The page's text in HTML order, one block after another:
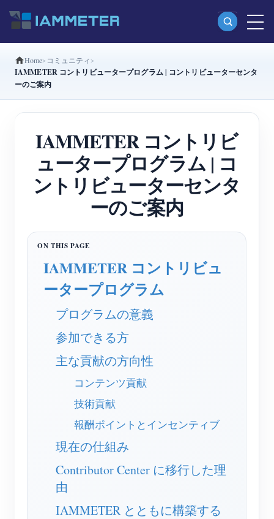
製品
分相Wi-Fiエネルギーメーター（WEM2067）
三相Wi-Fiエネルギーメーター（WEM3080T）
三相Wi-Fiエネルギーメーター（WEM3046T）
三相Wi-Fiエネルギーメーター（WEM3050T）
WiFi電力コントローラー
IAMMETER Cloud Pro
EV充電器
アプリケーション
太陽光PVシステム エネルギーモニター
電力使用量モニター
PVヒーター制御システム
ホームオートメーション
工場エネルギー監視
ストア
リソース
製品クイックスタート
ドキュメント
チュートリアル動画
コミュニティ
コントリビュータープログラム
ソリューション
お問い合わせ
Home コミュニティ
IAMMETER コントリビュータープログラム | コントリビューターセンタ
ーのご案内
IAMMETER コントリビ
ュータープログラム | コ
ントリビューターセンタ
ーのご案内
IAMMETER コントリビュ
ータープログラム
プログラムの意義
参加できる方
主な貢献の方向性
コンテンツ貢献
技術貢献
報酬ポイントとインセンティブ
現在の仕組み
Contributor Center に移行した理
由
IAMMETER とともに構築する